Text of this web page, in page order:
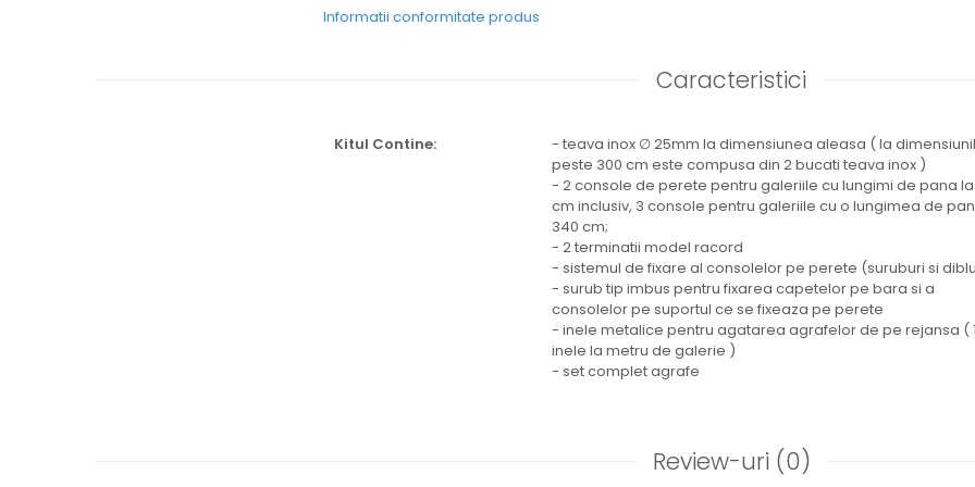
Informatii conformitate produs
Caracteristici
Kitul Contine:
- teava inox ∅ 25mm la dimensiunea aleasa ( la
peste 300 cm este compusa din 2 bucati teava inox )
- 2 console de perete pentru galeriile cu lungimi de pana
cm inclusiv, 3 console pentru galeriile cu o lungimea de
340 cm;
- 2 terminatii model racord
- sistemul de fixare al consolelor pe perete (suruburi si
- surub tip imbus pentru fixarea capetelor pe bara si a
consolelor pe suportul ce se fixeaza pe perete
- inele metalice pentru agatarea agrafelor de pe rejansa (
inele la metru de galerie )
- set complet agrafe
Review-uri (0)